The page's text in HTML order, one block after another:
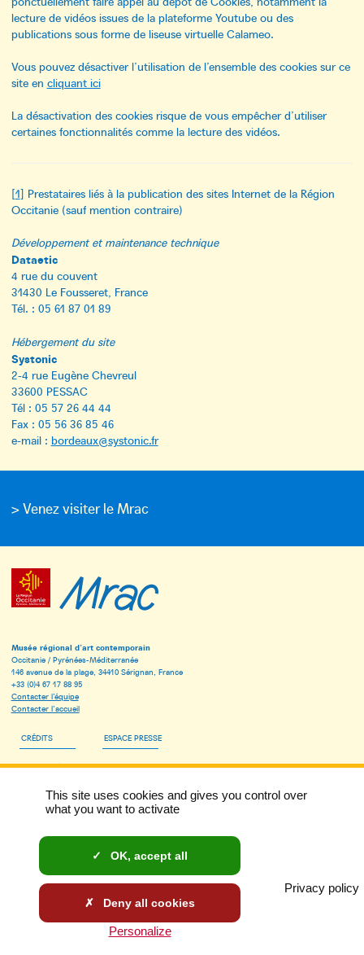
lecture de vidéos issues de la plateforme Youtube ou des
publications sous forme de liseuse virtuelle Calameo.
Vous pouvez désactiver l’utilisation de l’ensemble des cookies sur ce
site en cliquant ici
La désactivation des cookies risque de vous empêcher d’utiliser
certaines fonctionnalités comme la lecture des vidéos.
[1] Prestataires liés à la publication des sites Internet de la Région
Occitanie (sauf mention contraire)
Développement et maintenance technique
Dataetic
4 rue du couvent
31430 Le Fousseret, France
Tél. : 05 61 87 01 89
Hébergement du site
Systonic
2-4 rue Eugène Chevreul
33600 PESSAC
Tél : 05 57 26 44 44
Fax : 05 56 36 85 46
e-mail : bordeaux@systonic.fr
> Venez visiter le Mrac
Musée régional d’art contemporain
Occitanie / Pyrénées-Méditerranée
146 avenue de la plage, 34410 Sérignan, France
+33 (0)4 67 17 88 95
Contacter l’équipe
Contacter l’accueil
CRÉDITS ESPACE PRESSE
ESPACE PÉDAGOGIQUE
INSCRIVEZ-VOUS À LA NEWSLETTER DU MRAC
DONNÉES PERSONNELLES ET COOKIES
ACCESSIBILITÉ : NON CONFORME
This site uses cookies and gives you control over
what you want to activate
OK, accept all
Deny all cookies
Personalize
Privacy policy